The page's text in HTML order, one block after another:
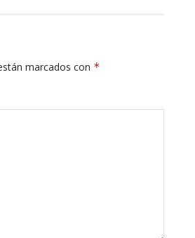
marcados con *